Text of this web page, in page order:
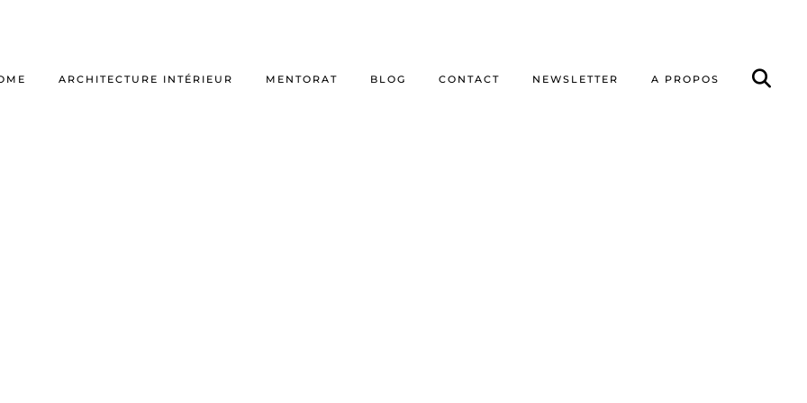
ARCHITECTURE INTÉRIEUR MENTORAT BLOG CONTACT NEWSLETTER A PROPOS